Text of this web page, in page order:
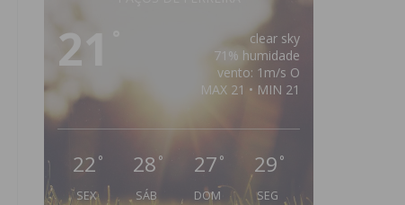
21
clear sky
71% humidade
vento: 1m/s O
MAX 21 • MIN 21
22 °
SEX
28 °
SÁB
27 °
DOM
29 °
SEG